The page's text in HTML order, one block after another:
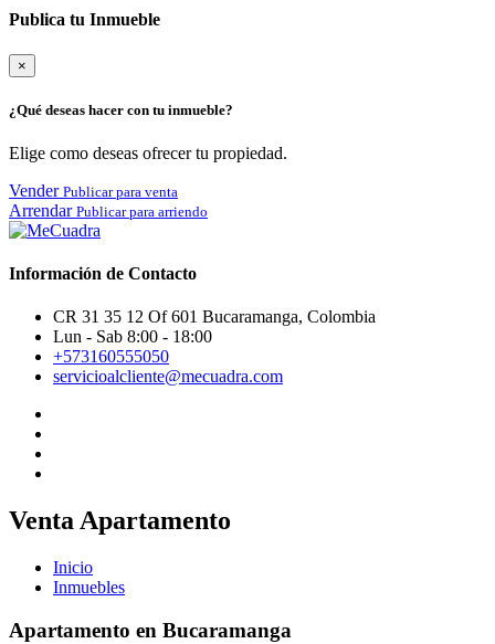
Publica tu Inmueble
×
¿Qué deseas hacer con tu inmueble?
Elige como deseas ofrecer tu propiedad.
Vender Publicar para venta
Arrendar Publicar para arriendo
Información de Contacto
CR 31 35 12 Of 601 Bucaramanga, Colombia
Lun - Sab 8:00 - 18:00
+573160555050
servicioalcliente@mecuadra.com
Venta Apartamento
Inicio
Inmuebles
Apartamento en Bucaramanga